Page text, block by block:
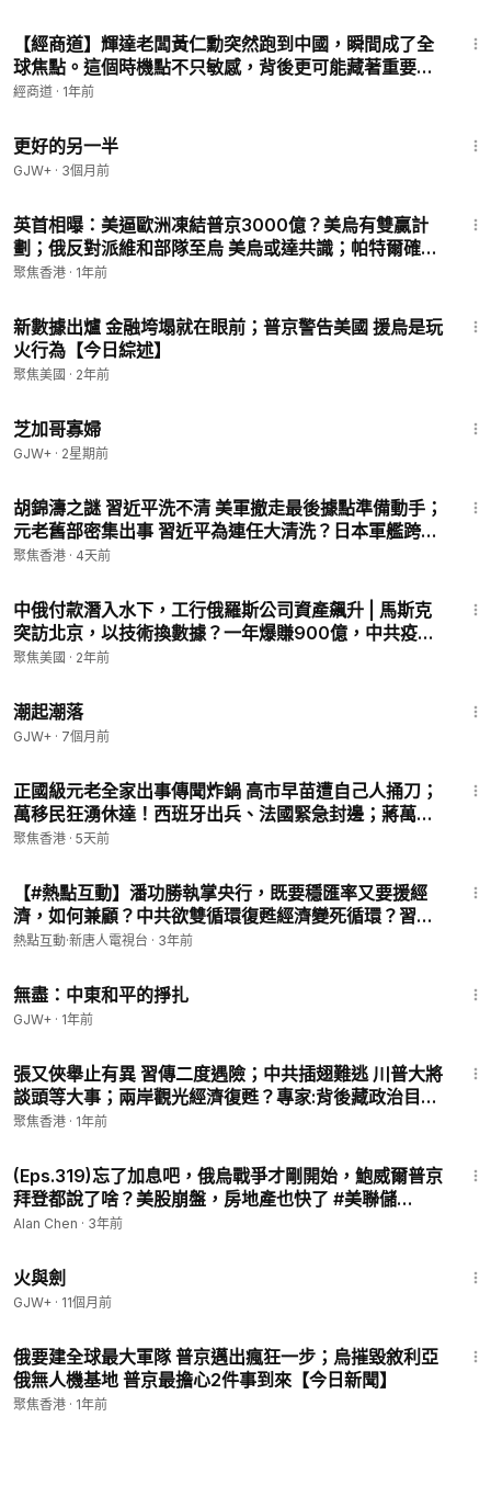
【經商道】輝達老闆黃仁勳突然跑到中國，瞬間成了全
球焦點。這個時機點不只敏感，背後更可能藏著重要訊
號 |#黃仁勳 #輝達 #英偉達 #晶片 #川普 #H20 #盧特
經商道 · 1年前
更好的另一半
GJW+ · 3個月前
英首相曝：美逼歐洲凍結普京3000億？美烏有雙贏計
劃；俄反對派維和部隊至烏 美烏或達共識；帕特爾確認
為FBI總監！川普「秘密武器」登場？【今日看點】
聚焦香港 · 1年前
新數據出爐 金融垮塌就在眼前；普京警告美國 援烏是玩
火行為【今日綜述】
聚焦美國 · 2年前
芝加哥寡婦
GJW+ · 2星期前
胡錦濤之謎 習近平洗不清 美軍撤走最後據點準備動手；
元老舊部密集出事 習近平為連任大清洗？日本軍艦跨海
開火 1600公里射程直指中共咽喉 澤連斯基求見馬斯克
聚焦香港 · 4天前
中俄付款潛入水下，工行俄羅斯公司資產飆升 | 馬斯克
突訪北京，以技術換數據？一年爆賺900億，中共疫苗
之父落馬【財經早報】
聚焦美國 · 2年前
潮起潮落
GJW+ · 7個月前
正國級元老全家出事傳聞炸鍋 高市早苗遭自己人捅刀；
萬移民狂湧休達！西班牙出兵、法國緊急封邊；蔣萬安
逼宮引爆藍營內戰 解散國會誰最怕？【今日新聞】
聚焦香港 · 5天前
【#熱點互動】潘功勝執掌央行，既要穩匯率又要援經
濟，如何兼顧？中共欲雙循環復甦經濟變死循環？習近
平七一憂亡黨，普京教訓能救中共？ |7/3/2023 陳松興
熱點互動·新唐人電視台 · 3年前
無盡：中東和平的掙扎
GJW+ · 1年前
張又俠舉止有異 習傳二度遇險；中共插翅難逃 川普大將
談頭等大事；兩岸觀光經濟復甦？專家:背後藏政治目的
【今日新聞】
聚焦香港 · 1年前
(Eps.319)忘了加息吧，俄烏戰爭才剛開始，鮑威爾普京
拜登都說了啥？美股崩盤，房地產也快了 #美聯儲
#fomc #房地產
Alan Chen · 3年前
火與劍
GJW+ · 11個月前
俄要建全球最大軍隊 普京邁出瘋狂一步；烏摧毀敘利亞
俄無人機基地 普京最擔心2件事到來【今日新聞】
聚焦香港 · 1年前